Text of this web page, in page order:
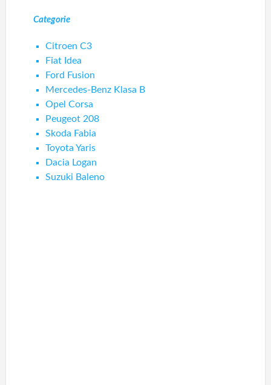
Categorie
Citroen C3
Fiat Idea
Ford Fusion
Mercedes-Benz Klasa B
Opel Corsa
Peugeot 208
Skoda Fabia
Toyota Yaris
Dacia Logan
Suzuki Baleno